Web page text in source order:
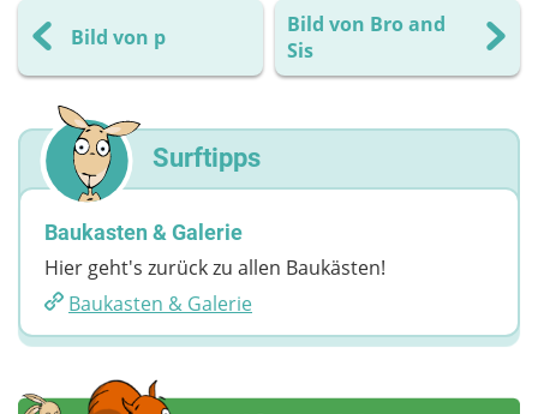
Bild von p
Bild von Bro and
Sis
Surftipps
Baukasten & Galerie
Hier geht's zurück zu allen Baukästen!
Baukasten & Galerie